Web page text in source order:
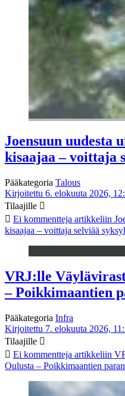
Joensuun uudesta
kisaajaa – voittaja
Pääkategoria Talous
Kirjoitettu 6. elokuuta 2026,
Tilaajille
Ei kommentteja artikkeliin
kisaajaa – voittaja selviää
VRJ:lle
– Poikkimaantien
Pääkategoria Infra
Kirjoitettu 7. elokuuta 2026,
Tilaajille
Ei kommentteja artikkeliin
Oulusta – Poikkimaantien